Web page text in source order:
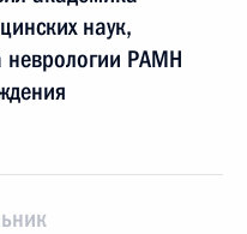
наук,
неврологии РАМН